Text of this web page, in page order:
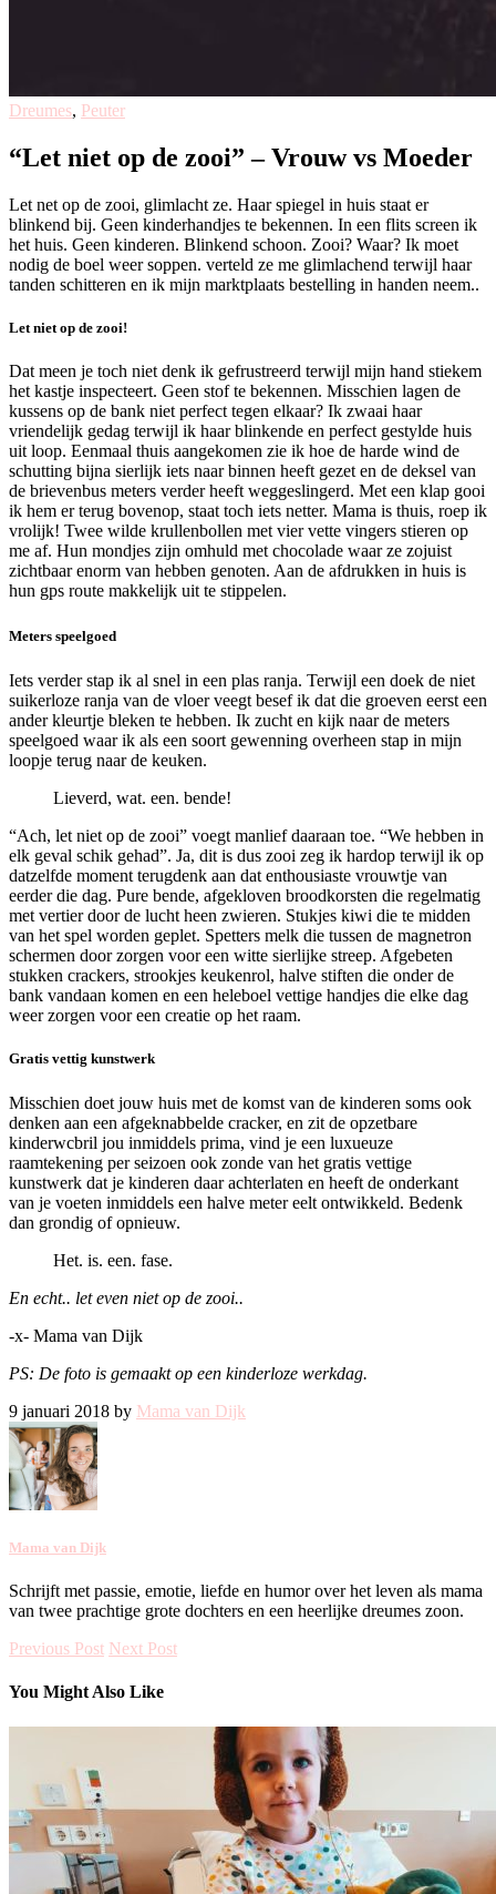
Dreumes, Peuter
“Let niet op de zooi” – Vrouw vs Moeder
Let net op de zooi, glimlacht ze. Haar spiegel in huis staat er
blinkend bij. Geen kinderhandjes te bekennen. In een flits screen ik
het huis. Geen kinderen. Blinkend schoon. Zooi? Waar? Ik moet
nodig de boel weer soppen. verteld ze me glimlachend terwijl haar
tanden schitteren en ik mijn marktplaats bestelling in handen neem..
Let niet op de zooi!
Dat meen je toch niet denk ik gefrustreerd terwijl mijn hand stiekem
het kastje inspecteert. Geen stof te bekennen. Misschien lagen de
kussens op de bank niet perfect tegen elkaar? Ik zwaai haar
vriendelijk gedag terwijl ik haar blinkende en perfect gestylde huis
uit loop. Eenmaal thuis aangekomen zie ik hoe de harde wind de
schutting bijna sierlijk iets naar binnen heeft gezet en de deksel van
de brievenbus meters verder heeft weggeslingerd. Met een klap gooi
ik hem er terug bovenop, staat toch iets netter. Mama is thuis, roep ik
vrolijk! Twee wilde krullenbollen met vier vette vingers stieren op
me af. Hun mondjes zijn omhuld met chocolade waar ze zojuist
zichtbaar enorm van hebben genoten. Aan de afdrukken in huis is
hun gps route makkelijk uit te stippelen.
Meters speelgoed
Iets verder stap ik al snel in een plas ranja. Terwijl een doek de niet
suikerloze ranja van de vloer veegt besef ik dat die groeven eerst een
ander kleurtje bleken te hebben. Ik zucht en kijk naar de meters
speelgoed waar ik als een soort gewenning overheen stap in mijn
loopje terug naar de keuken.
Lieverd, wat. een. bende!
“Ach, let niet op de zooi” voegt manlief daaraan toe. “We hebben in
elk geval schik gehad”. Ja, dit is dus zooi zeg ik hardop terwijl ik op
datzelfde moment terugdenk aan dat enthousiaste vrouwtje van
eerder die dag. Pure bende, afgekloven broodkorsten die regelmatig
met vertier door de lucht heen zwieren. Stukjes kiwi die te midden
van het spel worden geplet. Spetters melk die tussen de magnetron
schermen door zorgen voor een witte sierlijke streep. Afgebeten
stukken crackers, strookjes keukenrol, halve stiften die onder de
bank vandaan komen en een heleboel vettige handjes die elke dag
weer zorgen voor een creatie op het raam.
Gratis vettig kunstwerk
Misschien doet jouw huis met de komst van de kinderen soms ook
denken aan een afgeknabbelde cracker, en zit de opzetbare
kinderwcbril jou inmiddels prima, vind je een luxueuze
raamtekening per seizoen ook zonde van het gratis vettige
kunstwerk dat je kinderen daar achterlaten en heeft de onderkant
van je voeten inmiddels een halve meter eelt ontwikkeld. Bedenk
dan grondig of opnieuw.
Het. is. een. fase.
En echt.. let even niet op de zooi..
-x- Mama van Dijk
PS: De foto is gemaakt op een kinderloze werkdag.
9 januari 2018 by Mama van Dijk
Mama van Dijk
Schrijft met passie, emotie, liefde en humor over het leven als mama
van twee prachtige grote dochters en een heerlijke dreumes zoon.
Previous Post Next Post
You Might Also Like